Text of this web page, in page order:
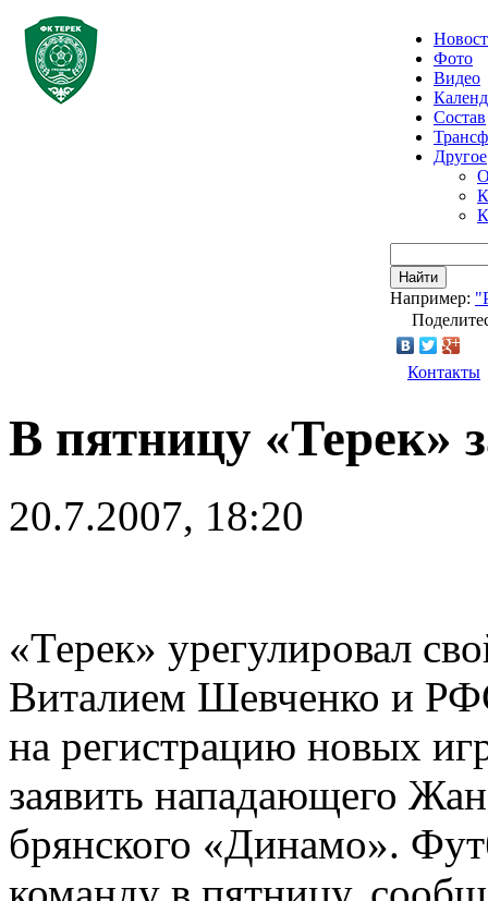
Фото
Видео
Состав
Другое
Найти
Например:
Контакты
В пятницу «Терек»
20.7.2007, 18:20
«Терек» урегулировал
Виталием Шевченко и
на регистрацию новых
заявить нападающего
брянского «Динамо».